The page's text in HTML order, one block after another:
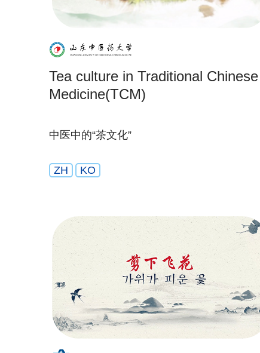
Tea culture in Traditional Chinese
Medicine(TCM)
中医中的“茶文化”
ZH KO